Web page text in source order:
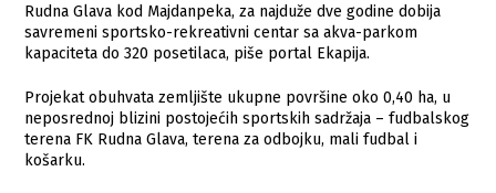
Rudna Glava kod Majdanpeka, za najduže dve godine dobija
savremeni sportsko-rekreativni centar sa akva-parkom
kapaciteta do 320 posetilaca, piše portal Ekapija.
Projekat obuhvata zemljište ukupne površine oko 0,40 ha, u
neposrednoj blizini postojećih sportskih sadržaja – fudbalskog
terena FK Rudna Glava, terena za odbojku, mali fudbal i
košarku.